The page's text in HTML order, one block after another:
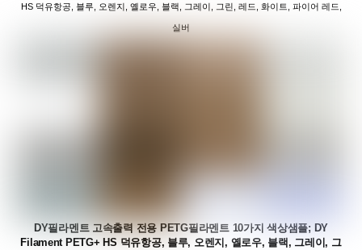
HS 덕유항공, 블루, 오렌지, 옐로우, 블랙, 그레이, 그린, 레드, 화이트, 파이어 레드,
실버
DY필라멘트 고속출력 전용 PETG필라멘트 10가지 색상샘플; DY
Filament PETG+ HS 덕유항공, 블루, 오렌지, 옐로우, 블랙, 그레이, 그